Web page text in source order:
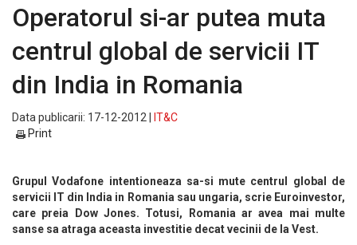
Operatorul si-ar putea muta
centrul global de servicii IT
din India in Romania
Data publicarii: 17-12-2012 |
IT&C
Print
Grupul Vodafone intentioneaza sa-si mute centrul global de
servicii IT din India in Romania sau ungaria, scrie Euroinvestor,
care preia Dow Jones. Totusi, Romania ar avea mai multe
sanse sa atraga aceasta investitie decat vecinii de la Vest.